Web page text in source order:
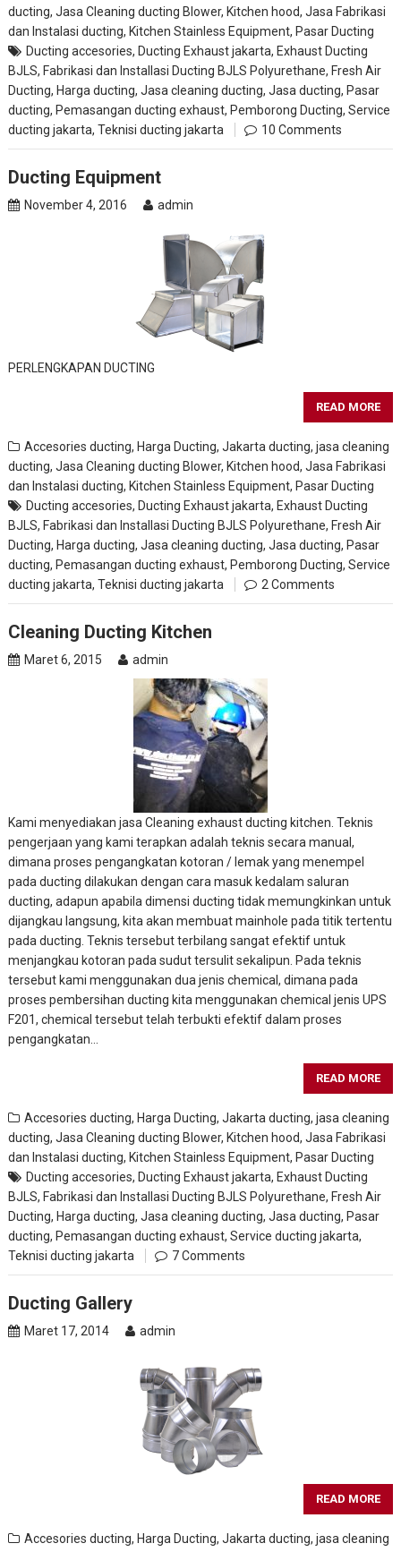
ducting,Jasa Cleaning ducting Blower, Kitchen hood,Jasa Fabrikasi
dan Instalasi ducting,Kitchen Stainless Equipment,Pasar Ducting
Ducting accesories,Ducting Exhaust jakarta,Exhaust Ducting
BJLS,Fabrikasi dan Installasi Ducting BJLS Polyurethane,Fresh Air
Ducting,Harga ducting,Jasa cleaning ducting,Jasa ducting,Pasar
ducting,Pemasangan ducting exhaust,Pemborong Ducting,Service
ducting jakarta,Teknisi ducting jakarta 10 Comments
Ducting Equipment
November 4, 2016 admin
PERLENGKAPAN DUCTING
READ MORE
Accesories ducting,Harga Ducting,Jakarta ducting,jasa cleaning
ducting,Jasa Cleaning ducting Blower, Kitchen hood,Jasa Fabrikasi
dan Instalasi ducting,Kitchen Stainless Equipment,Pasar Ducting
Ducting accesories,Ducting Exhaust jakarta,Exhaust Ducting
BJLS,Fabrikasi dan Installasi Ducting BJLS Polyurethane,Fresh Air
Ducting,Harga ducting,Jasa cleaning ducting,Jasa ducting,Pasar
ducting,Pemasangan ducting exhaust,Pemborong Ducting,Service
ducting jakarta,Teknisi ducting jakarta 2 Comments
Cleaning Ducting Kitchen
Maret 6, 2015 admin
Kami menyediakan jasa Cleaning exhaust ducting kitchen. Teknis
pengerjaan yang kami terapkan adalah teknis secara manual,
dimana proses pengangkatan kotoran / lemak yang menempel
pada ducting dilakukan dengan cara masuk kedalam saluran
ducting, adapun apabila dimensi ducting tidak memungkinkan untuk
dijangkau langsung, kita akan membuat mainhole pada titik tertentu
pada ducting. Teknis tersebut terbilang sangat efektif untuk
menjangkau kotoran pada sudut tersulit sekalipun. Pada teknis
tersebut kami menggunakan dua jenis chemical, dimana pada
proses pembersihan ducting kita menggunakan chemical jenis UPS
F201, chemical tersebut telah terbukti efektif dalam proses
pengangkatan…
READ MORE
Accesories ducting,Harga Ducting,Jakarta ducting,jasa cleaning
ducting,Jasa Cleaning ducting Blower, Kitchen hood,Jasa Fabrikasi
dan Instalasi ducting,Kitchen Stainless Equipment,Pasar Ducting
Ducting accesories,Ducting Exhaust jakarta,Exhaust Ducting
BJLS,Fabrikasi dan Installasi Ducting BJLS Polyurethane,Fresh Air
Ducting,Harga ducting,Jasa cleaning ducting,Jasa ducting,Pasar
ducting,Pemasangan ducting exhaust,Service ducting jakarta,
Teknisi ducting jakarta
7 Comments
Ducting Gallery
Maret 17, 2014 admin
READ MORE
Accesories ducting,Harga Ducting,Jakarta ducting,jasa cleaning